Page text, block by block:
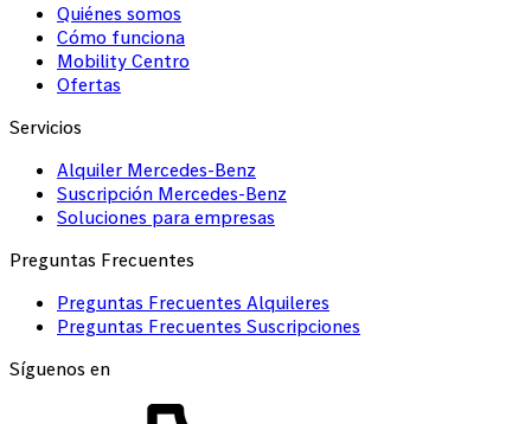
Quiénes somos
Cómo funciona
Mobility Centro
Ofertas
Servicios
Alquiler Mercedes-Benz
Suscripción Mercedes-Benz
Soluciones para empresas
Preguntas Frecuentes
Preguntas Frecuentes Alquileres
Preguntas Frecuentes Suscripciones
Síguenos en